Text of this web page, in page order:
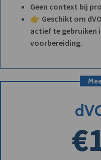
Geen context bij
👉 Geschikt om
actief te gebruiken
voorbereiding.